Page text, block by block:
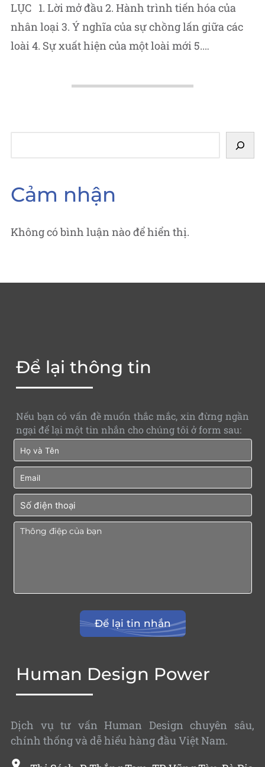
LỤC 1. Lời mở đầu 2. Hành trình tiến hóa của
nhân loại 3. Ý nghĩa của sự chồng lấn giữa các
loài 4. Sự xuất hiện của một loài mới 5.…
Cảm nhận
Không có bình luận nào để hiển thị.
Human Design Power
Dịch vụ tư vấn Human Design chuyên sâu,
chính thống và dễ hiểu hàng đầu Việt Nam.
Để lại thông tin
Nếu bạn có vấn đề muốn thắc mắc, xin đừng ngần
ngại để lại một tin nhắn cho chúng tôi ở form sau: